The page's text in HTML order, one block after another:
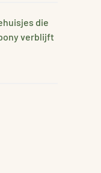
die
verblijft